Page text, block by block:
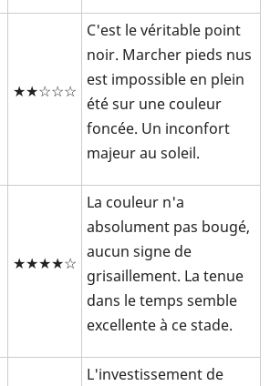
★★☆☆☆
C'est le véritable point
noir. Marcher pieds nus
est impossible en plein
été sur une couleur
foncée. Un inconfort
majeur au soleil.
★★★★☆
La couleur n'a
absolument pas bougé,
aucun signe de
grisaillement. La tenue
dans le temps semble
excellente à ce stade.
L'investissement de